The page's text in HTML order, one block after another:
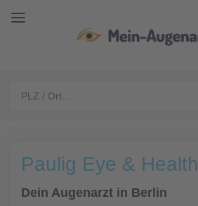
Paulig Eye & Health
Dein Augenarzt in Berlin